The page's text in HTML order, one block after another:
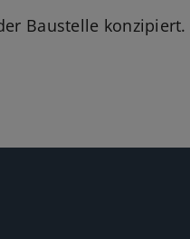
Baustelle